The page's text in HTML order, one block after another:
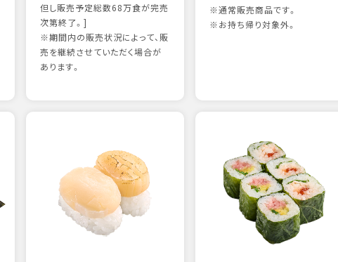
但し販売予定総数68万食が完売
次第終了。]
※期間内の販売状況によって、販
売を継続させていただく場合が
あります。
※通常販売商品です。
※お持ち帰り対象外。